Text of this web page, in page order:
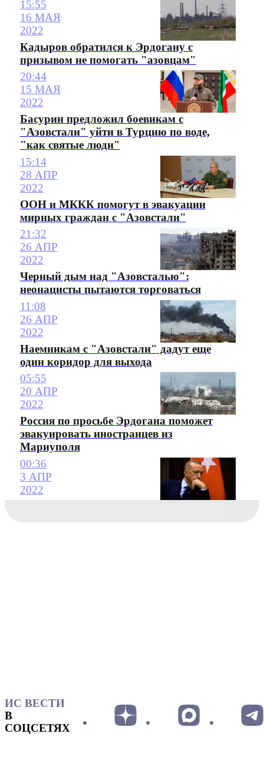
15:55
16 МАЯ
2022
Кадыров обратился к Эрдогану с
призывом не помогать "азовцам"
20:44
15 МАЯ
2022
Басурин предложил боевикам с
"Азовстали" уйти в Турцию по воде,
"как святые люди"
15:14
28 АПР
2022
ООН и МККК помогут в эвакуации
мирных граждан с "Азовстали"
21:32
26 АПР
2022
Черный дым над "Азовсталью":
неонацисты пытаются торговаться
11:08
26 АПР
2022
Наемникам с "Азовстали" дадут еще
один коридор для выхода
05:55
20 АПР
2022
Россия по просьбе Эрдогана поможет
эвакуировать иностранцев из
Мариуполя
00:36
3 АПР
2022
ИС ВЕСТИ
В
СОЦСЕТЯХ